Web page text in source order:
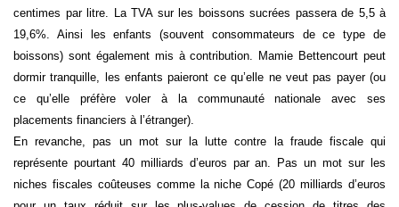
centimes par litre. La TVA sur les boissons sucrées passera de 5,5 à
19,6%. Ainsi les enfants (souvent consommateurs de ce type de
boissons) sont également mis à contribution. Mamie Bettencourt peut
dormir tranquille, les enfants paieront ce qu’elle ne veut pas payer (ou
ce qu’elle préfère voler à la communauté nationale avec ses
placements financiers à l’étranger).
En revanche, pas un mot sur la lutte contre la fraude fiscale qui
représente pourtant 40 milliards d’euros par an. Pas un mot sur les
niches fiscales coûteuses comme la niche Copé (20 milliards d’euros